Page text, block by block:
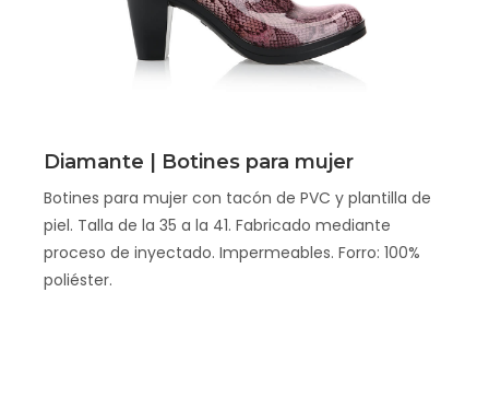
Scopri
Diamante | Botines para mujer
Botines para mujer con tacón de PVC y plantilla de
piel. Talla de la 35 a la 41. Fabricado mediante
proceso de inyectado. Impermeables. Forro: 100%
poliéster.